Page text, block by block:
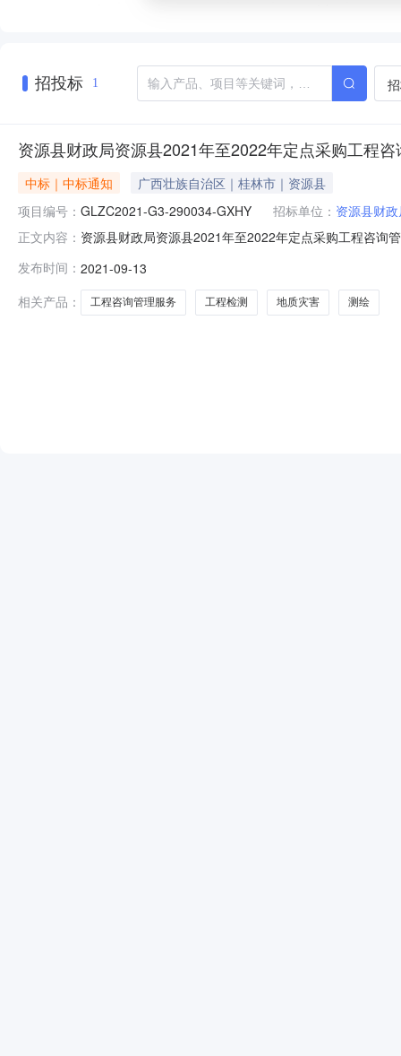
招投标 1
资源县财政局资源县2021年至2022年定点采购工程
中标｜中标通知
广西壮族自治区｜桂林市｜资源县
项目编号： GLZC2021-G3-290034-GXHY 招标单位： 资源县财
正文内容： 资源县财政局资源县2021年至2022年定点采购工程咨询
名称：中国建筑材料工业地质勘查中心广西总队供应商
发布时间： 2021-09-13
相关产品：
工程咨询管理服务 工程检测 地质灾害 测绘